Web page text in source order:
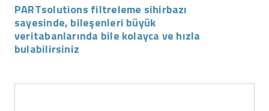
PARTsolutions filtreleme sihirbazı
sayesinde, bileşenleri büyük
veritabanlarında bile kolayca ve hızla
bulabilirsiniz